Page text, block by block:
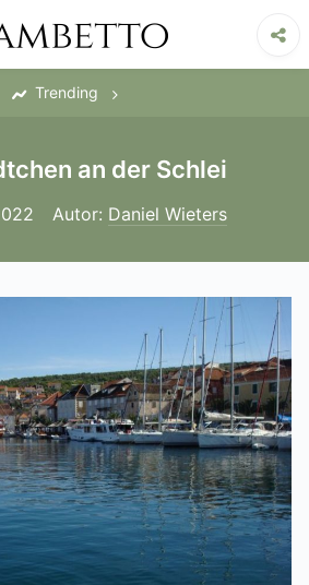
Trending
an der Schlei
Autor: Daniel Wieters